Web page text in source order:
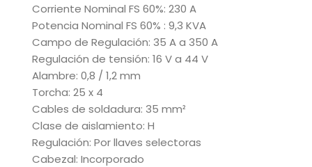
Corriente Nominal FS 60%: 230 A
Potencia Nominal FS 60% : 9,3 KVA
Campo de Regulación: 35 A a 350 A
Regulación de tensión: 16 V a 44 V
Alambre: 0,8 / 1,2 mm
Torcha: 25 x 4
Cables de soldadura: 35 mm²
Clase de aislamiento: H
Regulación: Por llaves selectoras
Cabezal: Incorporado